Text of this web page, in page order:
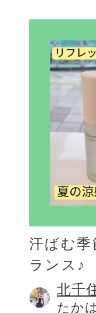
汗ばむ季
ランス♪
北千
たか